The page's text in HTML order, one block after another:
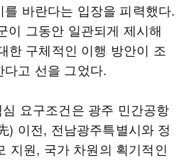
바란다는 입장을 피력했다.
이 그동안 일관되게 제시해
한 구체적인 이행 방안이 조
고 선을 그었다.
요구조건은 광주 민간공항
) 이전, 전남광주특별시와 정
지원, 국가 차원의 획기적인